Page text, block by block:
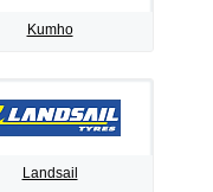
Kumho
Landsail